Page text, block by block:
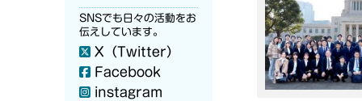
SNSでも日々の活動をお
伝えしています。
X（Twitter）
Facebook
instagram